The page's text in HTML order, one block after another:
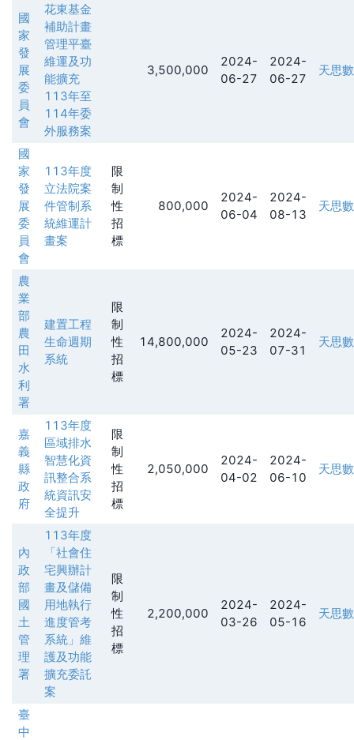
國
家
發
展
委
員
會
花東基金
補助計畫
管理平臺
維運及功
能擴充
113年至
114年委
外服務案
3,500,000
2024-
06-27
2024-
06-27
天思
國
家
發
展
委
員
會
113年度
立法院案
件管制系
統維運計
畫案
限
制
性
招
標
800,000
2024-
06-04
2024-
08-13
天思
農
業
部
農
田
水
利
署
建置工程
生命週期
系統
限
制
性
招
標
14,800,000
2024-
05-23
2024-
07-31
天思
嘉
義
縣
政
府
113年度
區域排水
智慧化資
訊整合系
統資訊安
全提升
限
制
性
招
標
2,050,000
2024-
04-02
2024-
06-10
天思
內
政
部
國
土
管
理
署
113年度
「社會住
宅興辦計
畫及儲備
用地執行
進度管考
系統」維
護及功能
擴充委託
案
限
制
性
招
標
2,200,000
2024-
03-26
2024-
05-16
天思
臺
中